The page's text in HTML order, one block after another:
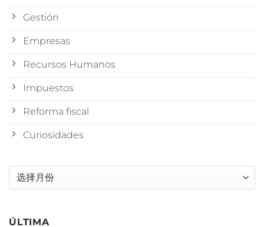
Gestión
Empresas
Recursos Humanos
Impuestos
Reforma fiscal
Curiosidades
ÚLTIMA